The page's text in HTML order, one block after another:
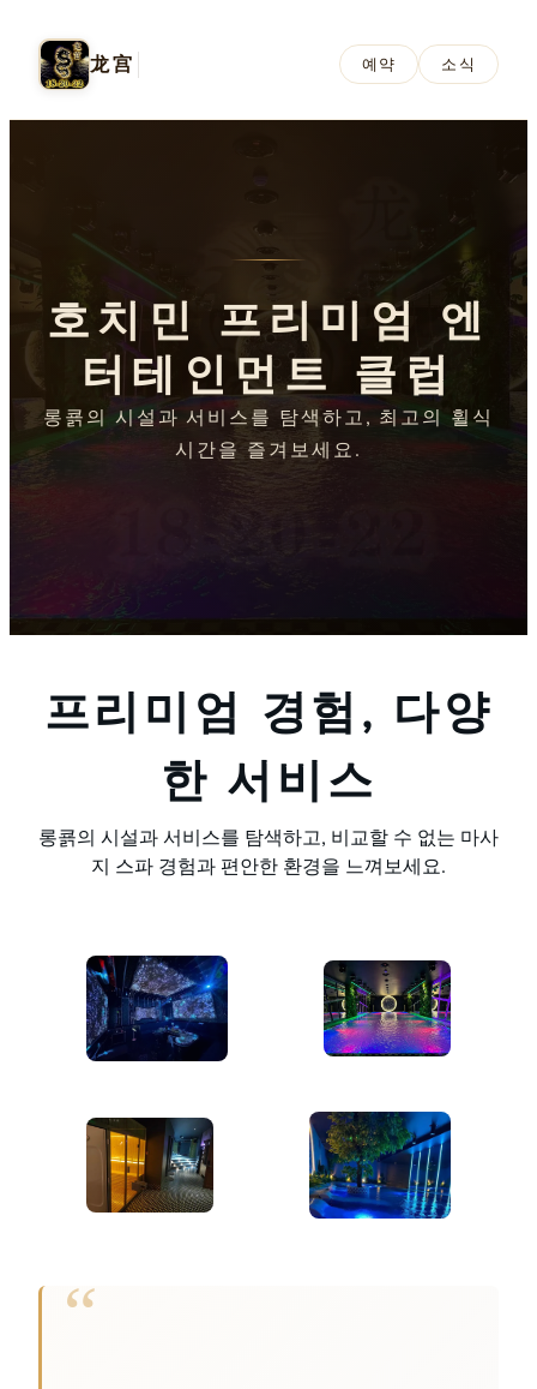
龙宫 예약 소식
호치민 프리미엄 엔
터테인먼트 클럽
롱쿍의 시설과 서비스를 탐색하고, 최고의 휠식
시간을 즐겨보세요.
프리미엄 경험, 다양
한 서비스
롱쿍의 시설과 서비스를 탐색하고, 비교할 수 없는 마사
지 스파 경험과 편안한 환경을 느껴보세요.